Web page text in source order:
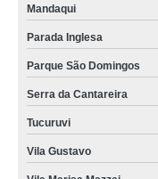
Mandaqui
Parada Inglesa
Parque São Domingos
Serra da Cantareira
Tucuruvi
Vila Gustavo